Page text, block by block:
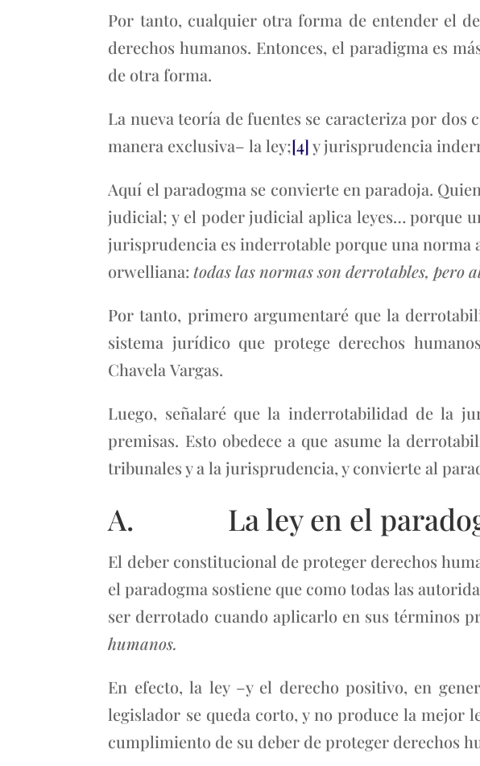
Por tanto, cualquier otra forma de entender el
derechos humanos. Entonces, el paradigma es
de otra forma.
La nueva teoría de fuentes se caracteriza por dos
manera exclusiva– la ley;[4]y jurisprudencia
Aquí el paradogma se convierte en paradoja.
judicial; y el poder judicial aplica leyes… porque
jurisprudencia es inderrotable porque una norma
orwelliana:todas las normas son derrotables, pero
Por tanto, primero argumentaré que la
sistema jurídico que protege derechos
Chavela Vargas.
Luego, señalaré que la inderrotabilidad de la
premisas. Esto obedece a que asume la
tribunales y a la jurisprudencia, y convierte al
A. La ley en el
El deber constitucional de proteger derechos
el paradogma sostiene que como todas las
ser derrotado cuando aplicarlo en sus términos
humanos.
En efecto, la ley –y el derecho positivo, en
legislador se queda corto, y no produce la mejor
cumplimiento de su deber de proteger derechos